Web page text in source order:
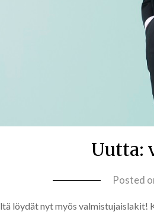
Uutta:
Posted
löydät nyt myös valmistujaislakit!